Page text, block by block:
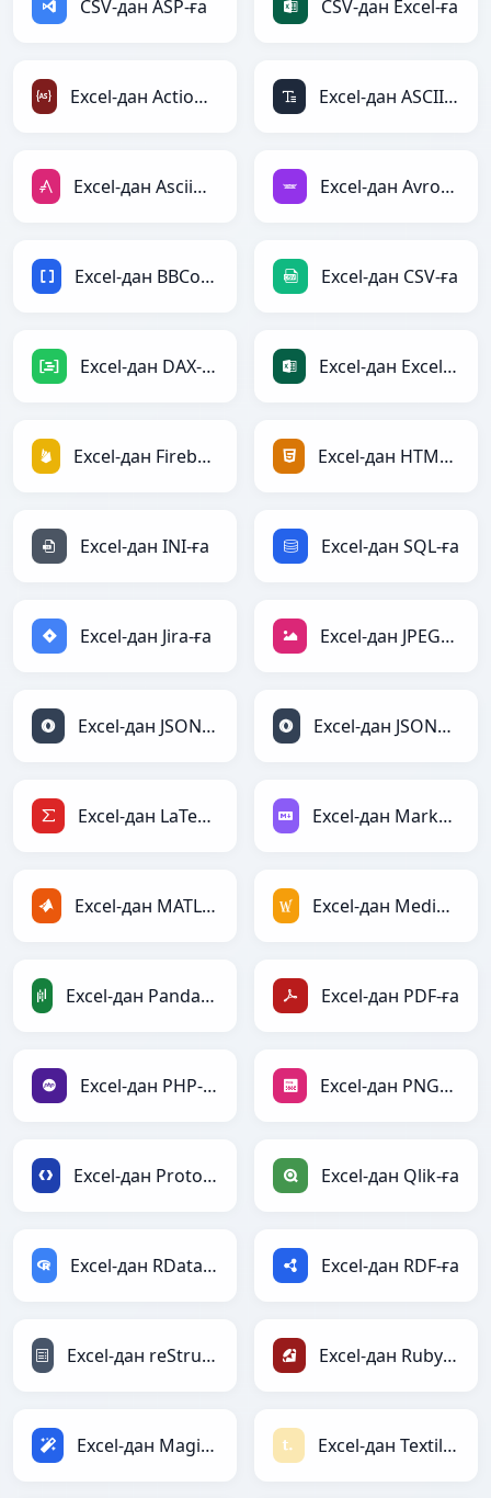
CSV-дан ASP-ға CSV-дан Excel-ға
Excel-дан ActionScript-ға Excel-дан ASCII-ға
Excel-дан AsciiDoc-ға Excel-дан Avro-ға
Excel-дан BBCode-ға Excel-дан CSV-ға
Excel-дан DAX-ға Excel-дан Excel-ға
Excel-дан Firebase-ға Excel-дан HTML-ға
Excel-дан INI-ға Excel-дан SQL-ға
Excel-дан Jira-ға Excel-дан JPEG-ға
Excel-дан JSON-ға Excel-дан JSONLines-ға
Excel-дан LaTeX-ға Excel-дан Markdown-ға
Excel-дан MATLAB-ға Excel-дан MediaWiki-ға
Excel-дан PandasDataFrame-ға Excel-дан PDF-ға
Excel-дан PHP-ға Excel-дан PNG-ға
Excel-дан Protobuf-ға Excel-дан Qlik-ға
Excel-дан RDataFrame-ға Excel-дан RDF-ға
Excel-дан reStructuredText-ға Excel-дан Ruby-ға
Excel-дан Magic-ға Excel-дан Textile-ға